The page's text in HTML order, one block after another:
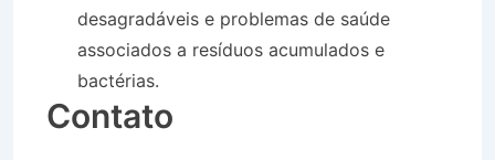
desagradáveis e problemas de saúde
associados a resíduos acumulados e
bactérias.
Contato